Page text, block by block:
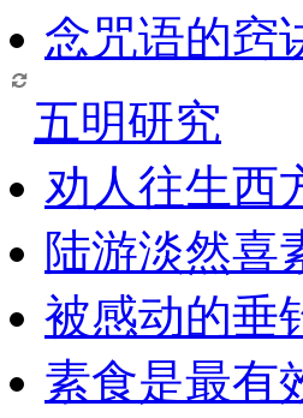
念咒语的窍
五明研究
劝人往生西
陆游淡然喜
被感动的垂
素食是最有